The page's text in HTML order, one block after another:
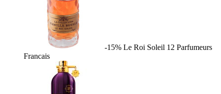
-15% Le Roi Soleil 12 Parfumeurs
Francais